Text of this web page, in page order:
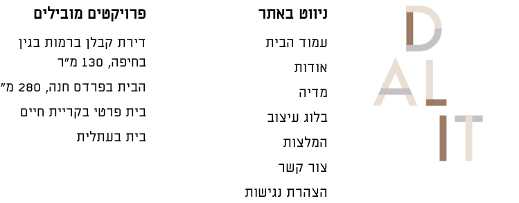
ניווט באתר
עמוד הבית
אודות
מדיה
בלוג עיצוב
המלצות
צור קשר
הצהרת נגישות
פרויקטים מובילים
דירת קבלן ברמות בגין
בחיפה, 130 מ"ר
הבית בפרדס חנה, 280 מ״ר
בית פרטי בקריית חיים
בית בעתלית